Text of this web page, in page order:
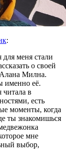
:
для меня стали
о своей
Милна.
именно её.
в
есть
моменты, когда
ты знакомишься
мне
выбор,